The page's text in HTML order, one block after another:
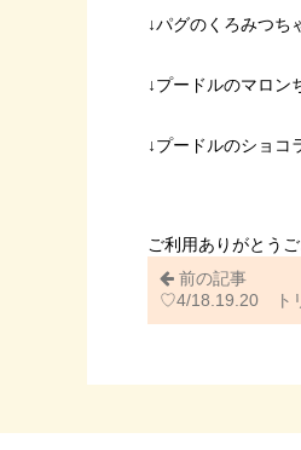
↓パグのくろみつち
↓プードルのマロン
↓プードルのショコ
ご利用ありがとう
前の記事
♡4/18.19.20 ト